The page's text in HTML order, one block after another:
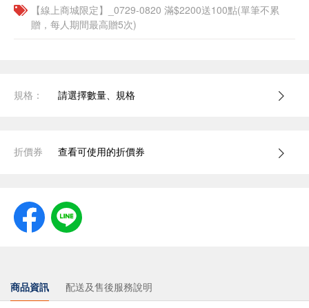
【線上商城限定】_0729-0820 滿$2200送100點(單筆不累
贈，每人期間最高贈5次)
規格： 請選擇數量、規格
折價券 查看可使用的折價券
商品資訊 配送及售後服務說明